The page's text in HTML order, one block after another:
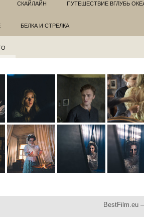
СКАЙЛАЙН ПУТЕШЕСТВИЕ ВГЛУБЬ
БЕЛКА И СТРЕЛКА
BestFilm.eu